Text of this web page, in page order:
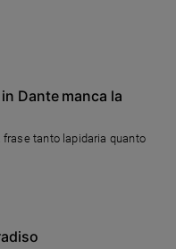
Dante manca la
tanto lapidaria quanto